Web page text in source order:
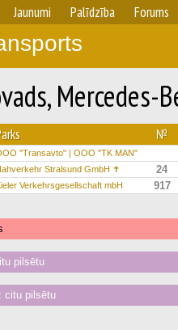
Jaunumi Palīdzība Forums
№
"Transavto" | OOO "TK MAN"
Stralsund GmbH ✝ 24
Verkehrsgesellschaft mbH 917
pilsētu
pilsētu